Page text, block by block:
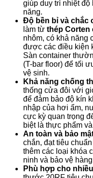
giúp duy trì nhiệt độ
năng.
Độ bền bỉ và chắc
làm từ thép Corten
nhôm, có khả năng
được các điều kiện
Sàn container
(T-bar floor) để tối
vệ sinh.
Khả năng chống
thống cửa đôi với
để đảm bảo độ kín
nhập của hơi ẩm,
cực kỳ quan trọng
biệt là thực phẩm
An toàn và bảo
chắn, đạt tiêu
thêm các loại khóa
ninh và bảo vệ
Phù hợp cho